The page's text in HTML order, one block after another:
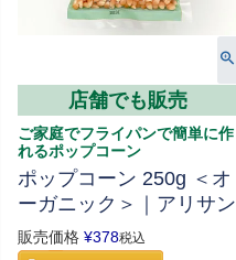
店舗でも販売
ご家庭でフライパンで簡単に作
れるポップコーン
ポップコーン 250g ＜オ
ーガニック＞｜アリサン
販売価格 ¥378税込